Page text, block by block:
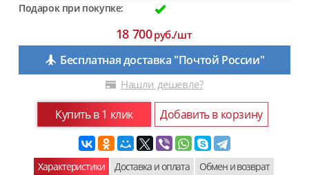
Подарок при покупке:
18 700руб./шт
Бесплатная доставка "Почтой России"
Нашли дешевле?
Купить в 1 клик Добавить в корзину
Характеристики Доставка и оплата Обмен и возврат